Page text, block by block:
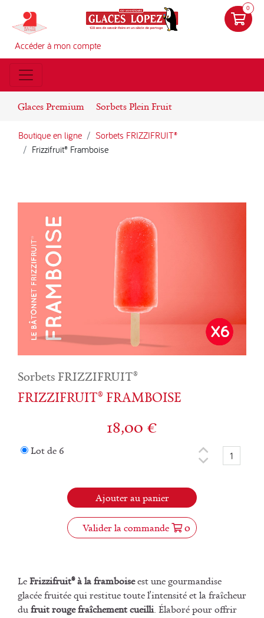
Accéder à mon compte
0
Glaces Premium Sorbets Plein Fruit
Boutique en ligne
Sorbets FRIZZIFRUIT®
Frizzifruit® Framboise
Sorbets FRIZZIFRUIT®
FRIZZIFRUIT® FRAMBOISE
18,00 €
Lot de 6
Ajouter au panier
Valider la commande 0
LeFrizzifruit® à la framboiseest une gourmandise
glacée fruitée qui restitue toute l’intensité et la fraîcheur
dufruit rouge fraîchement cueilli. Élaboré pour offrir